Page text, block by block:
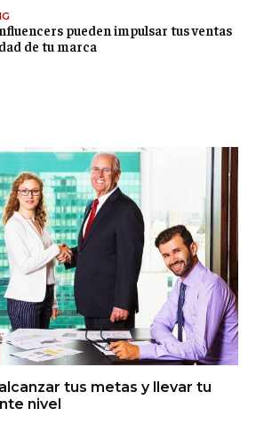
tus metas y llevar tu
nivel
pueden impulsar tus ventas
de tu marca